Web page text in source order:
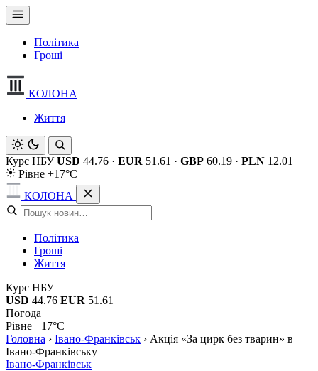
Політика
Гроші
КОЛОНА
Життя
Курс НБУ USD 44.76 · EUR 51.61 · GBP 60.19 · PLN 12.01
Рівне +17°C
КОЛОНА
Політика
Гроші
Життя
Курс НБУ
USD 44.76 EUR 51.61
Погода
Рівне +17°C
Головна › Івано-Франківськ › Акція «За цирк без тварин» в
Івано-Франківську
Івано-Франківськ